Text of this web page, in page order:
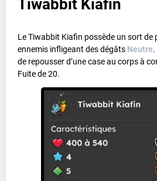
Tiwabbit Kiafin
Le Tiwabbit Kiafin possède un sort de
ennemis infligeant des dégâts Neutre.
de repousser d’une case au corps à
Fuite de 20.